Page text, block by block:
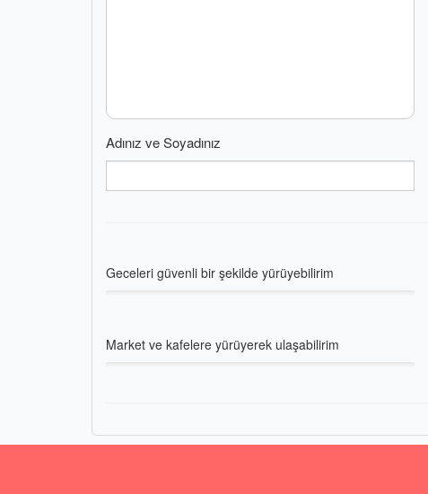
Adınız ve Soyadınız
Geceleri güvenli bir şekilde yürüyebilirim
Market ve kafelere yürüyerek ulaşabilirim